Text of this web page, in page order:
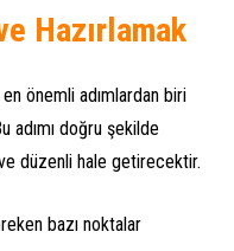
Hazırlamak
önemli adımlardan biri
adımı doğru şekilde
düzenli hale getirecektir.
bazı noktalar